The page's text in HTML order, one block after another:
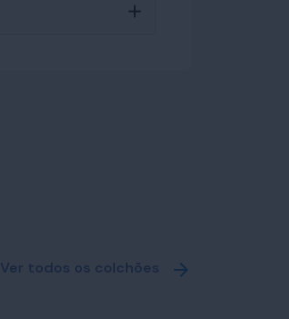
Ver todos os colchões